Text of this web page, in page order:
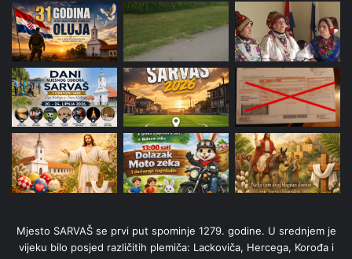
Mjesto SARVAŠ se prvi put spominje 1279. godine. U srednjem je
vijeku bilo posjed različitih plemiča: Lackoviča, Hercega, Korođa i